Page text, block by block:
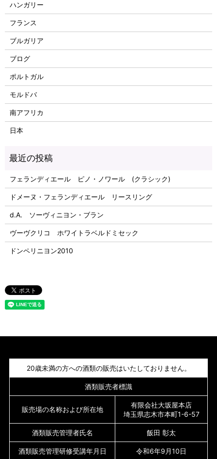
ハンガリー
フランス
ブルガリア
ブログ
ポルトガル
モルドバ
南アフリカ
日本
フェランディエール ピノ・ノワール (クラシック)
ドメーヌ・フェランディエール リースリング
d.A. ソーヴィニヨン・ブラン
ヴーヴクリコ ホワイトラベルドミセック
ドンペリニヨン2010
20歳未満の方への酒類の販売はいたしておりません。
酒類販売者標識
販売場の名称および所在地
有限会社大坂屋本店
埼玉県志木市本町1-6-57
酒類販売管理者氏名 飯田 彰太
酒類販売管理研修受講年月日 令和6年9月10日